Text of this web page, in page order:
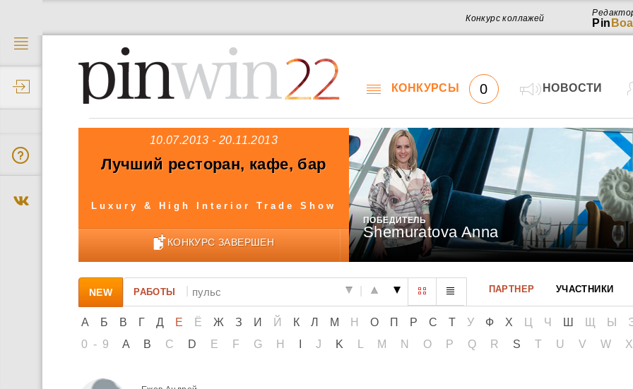
Pin
Конкурс коллажей
22 КОНКУРСЫ 0 НОВОСТИ
10.07.2013 - 20.11.2013
Лучший ресторан, кафе, бар
Luxury & High Interior Trade Show
КОНКУРС ЗАВЕРШЕН
ПОБЕДИТЕЛЬ
Shemuratova Anna
Работ
68
NEW РАБОТЫ ПАРТНЕР УЧАСТНИКИ
А Б В Г Д Е Ё Ж З И Й К Л М Н О П Р С Т У Ф Х Ч Ш Ы
0-9
A B C D E F G H J K M N O P Q R S T U V W X